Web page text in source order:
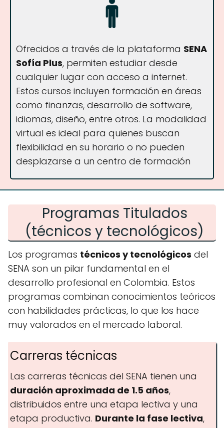
Ofrecidos a través de la plataforma SENA
Sofía Plus, permiten estudiar desde
cualquier lugar con acceso a internet.
Estos cursos incluyen formación en áreas
como finanzas, desarrollo de software,
idiomas, diseño, entre otros. La modalidad
virtual es ideal para quienes buscan
flexibilidad en su horario o no pueden
desplazarse a un centro de formación​
Programas Titulados
(técnicos y tecnológicos)
Los programas técnicos y tecnológicos del
SENA son un pilar fundamental en el
desarrollo profesional en Colombia. Estos
programas combinan conocimientos teóricos
con habilidades prácticas, lo que los hace
muy valorados en el mercado laboral.
Carreras técnicas
Las carreras técnicas del SENA tienen una
duración aproximada de 1.5 años,
distribuidos entre una etapa lectiva y una
etapa productiva. Durante la fase lectiva,